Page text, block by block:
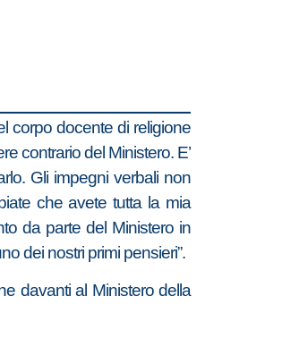
corpo docente di religione
contrario del Ministero. E’
Gli impegni verbali non
che avete tutta la mia
da parte del Ministero in
dei nostri primi pensieri”.
davanti al Ministero della